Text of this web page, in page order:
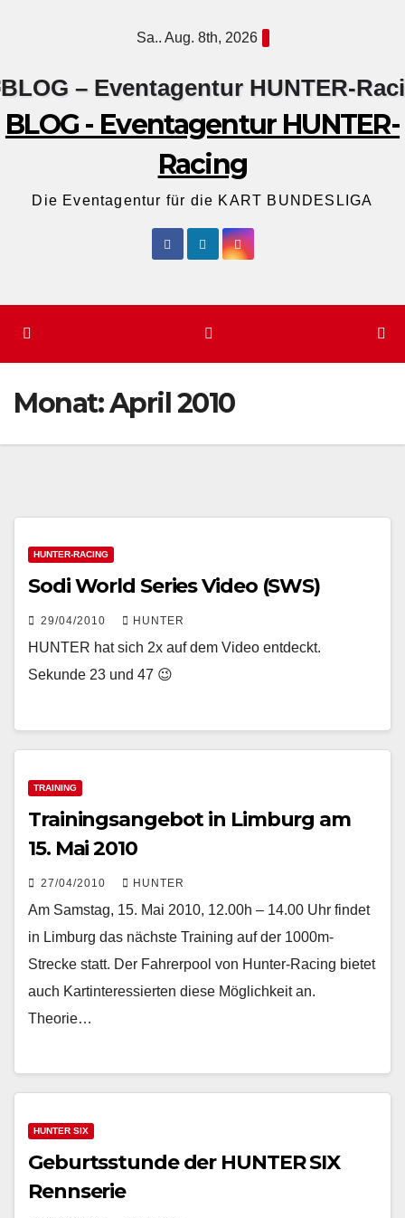
Sa.. Aug. 8th, 2026
BLOG - Eventagentur HUNTER-
Racing
Die Eventagentur für die KART BUNDESLIGA
Monat:April 2010
HUNTER-RACING
Sodi World Series Video (SWS)
29/04/2010 HUNTER
HUNTER hat sich 2x auf dem Video entdeckt.
Sekunde 23 und 47 😉
TRAINING
Trainingsangebot in Limburg am
15. Mai 2010
27/04/2010 HUNTER
Am Samstag, 15. Mai 2010, 12.00h – 14.00 Uhr findet
in Limburg das nächste Training auf der 1000m-
Strecke statt. Der Fahrerpool von Hunter-Racing bietet
auch Kartinteressierten diese Möglichkeit an.
Theorie…
HUNTER SIX
Geburtsstunde der HUNTER SIX
Rennserie